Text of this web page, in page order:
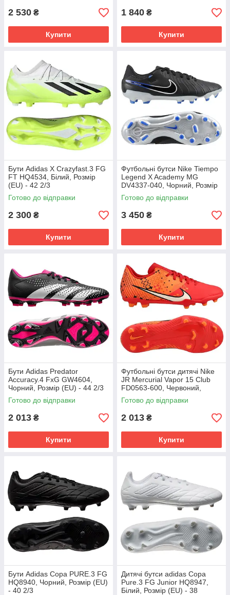
2 530 ₴
Купити
1 840 ₴
Купити
Бути Adidas X Crazyfast.3 FG
FT HQ4534, Білий, Розмір
(EU) - 42 2/3
Готово до відправки
2 300 ₴
Купити
Футбольні бутси Nike Tiempo
Legend X Academy MG
DV4337-040, Чорний, Розмір
(EU) - 43
Готово до відправки
3 450 ₴
Купити
Бути Adidas Predator
Accuracy.4 FxG GW4604,
Чорний, Розмір (EU) - 44 2/3
Готово до відправки
2 013 ₴
Купити
Футбольні бутси дитячі Nike
JR Mercurial Vapor 15 Club
FD0563-600, Червоний,
Розмір (EU) - 38
Готово до відправки
2 013 ₴
Купити
Бути Adidas Copa PURE.3 FG
HQ8940, Чорний, Розмір (EU)
- 40 2/3
Дитячі бутси adidas Copa
Pure.3 FG Junior HQ8947,
Білий, Розмір (EU) - 38